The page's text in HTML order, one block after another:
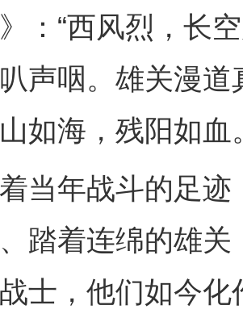
：“西风烈，长
声咽。雄关漫
如海，残阳如血
年战斗的足迹
踏着连绵的雄
士，他们如今